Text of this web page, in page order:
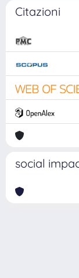
Citazioni
social